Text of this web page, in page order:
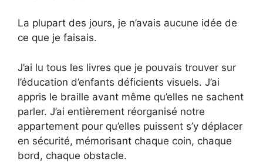
La plupart des jours, je n’avais aucune idée de
ce que je faisais.
J’ai lu tous les livres que je pouvais trouver sur
l’éducation d’enfants déficients visuels. J’ai
appris le braille avant même qu’elles ne sachent
parler. J’ai entièrement réorganisé notre
appartement pour qu’elles puissent s’y déplacer
en sécurité, mémorisant chaque coin, chaque
bord, chaque obstacle.